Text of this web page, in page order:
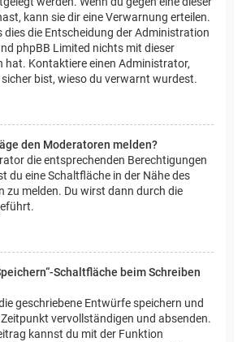
kann sie dir eine Verwarnung erteilen.
dies die Entscheidung der Administration
phpBB Limited nichts mit dieser
hat. Kontaktiere einen Administrator,
bist, wieso du verwarnt wurdest.
den Moderatoren melden?
die entsprechenden Berechtigungen
du eine Schaltfläche in der Nähe des
zu melden. Du wirst dann durch die
Schaltfläche beim Schreiben
geschriebene Entwürfe speichern und
vervollständigen und absenden.
kannst du mit der Funktion